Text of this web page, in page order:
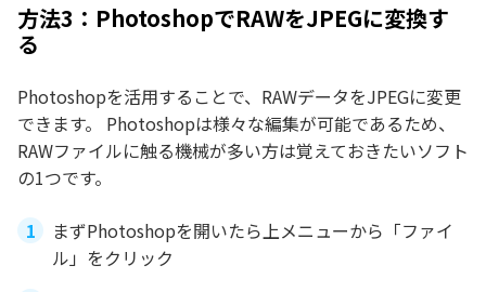
方法3：PhotoshopでRAWをJPEGに変換す
る
Photoshopを活用することで、RAWデータをJPEGに変更
できます。 Photoshopは様々な編集が可能であるため、
RAWファイルに触る機械が多い方は覚えておきたいソフト
の1つです。
まずPhotoshopを開いたら上メニューから「ファイ
ル」をクリック